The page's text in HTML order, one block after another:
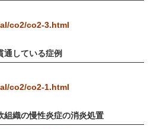
co2/co2-3.html
している症例
co2/co2-1.html
組織の慢性炎症の消炎処置